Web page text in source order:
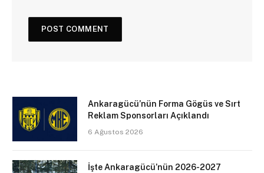
Ankaragücü’nün Forma Gögüs ve Sırt
Reklam Sponsorları Açıklandı
6 Ağustos 2026
İşte Ankaragücü’nün 2026-2027